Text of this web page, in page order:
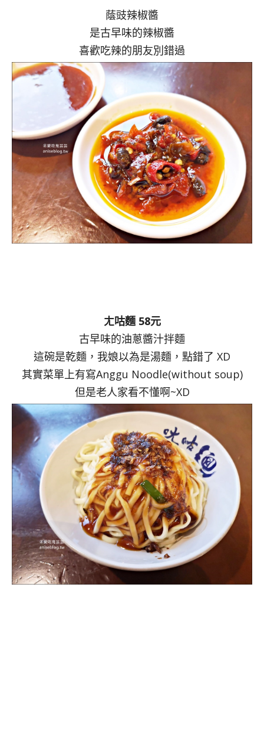
蔭豉辣椒醬
是古早味的辣椒醬
喜歡吃辣的朋友別錯過
ㄤ咕麵 58元
古早味的油蔥醬汁拌麵
這碗是乾麵，我娘以為是湯麵，點錯了 XD
其實菜單上有寫Anggu Noodle(without soup)
但是老人家看不懂啊~XD